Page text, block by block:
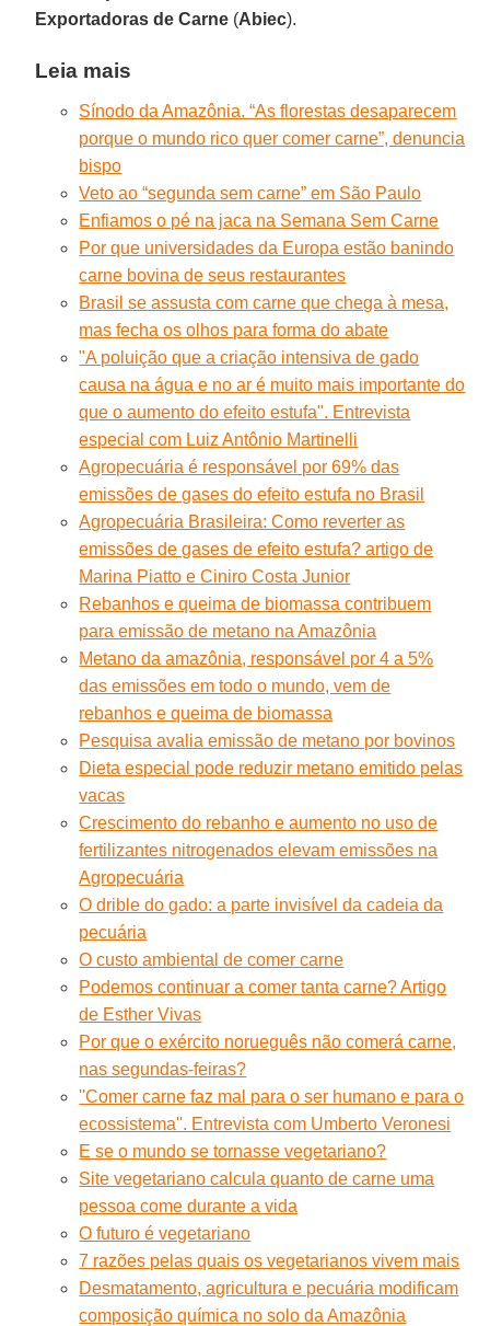
Exportadoras de Carne (Abiec).
Leia mais
Sínodo da Amazônia. “As florestas desaparecem
porque o mundo rico quer comer carne”, denuncia
bispo
Veto ao “segunda sem carne” em São Paulo
Enfiamos o pé na jaca na Semana Sem Carne
Por que universidades da Europa estão banindo
carne bovina de seus restaurantes
Brasil se assusta com carne que chega à mesa,
mas fecha os olhos para forma do abate
"A poluição que a criação intensiva de gado
causa na água e no ar é muito mais importante do
que o aumento do efeito estufa". Entrevista
especial com Luiz Antônio Martinelli
Agropecuária é responsável por 69% das
emissões de gases do efeito estufa no Brasil
Agropecuária Brasileira: Como reverter as
emissões de gases de efeito estufa? artigo de
Marina Piatto e Ciniro Costa Junior
Rebanhos e queima de biomassa contribuem
para emissão de metano na Amazônia
Metano da amazônia, responsável por 4 a 5%
das emissões em todo o mundo, vem de
rebanhos e queima de biomassa
Pesquisa avalia emissão de metano por bovinos
Dieta especial pode reduzir metano emitido pelas
vacas
Crescimento do rebanho e aumento no uso de
fertilizantes nitrogenados elevam emissões na
Agropecuária
O drible do gado: a parte invisível da cadeia da
pecuária
O custo ambiental de comer carne
Podemos continuar a comer tanta carne? Artigo
de Esther Vivas
Por que o exército norueguês não comerá carne,
nas segundas-feiras?
''Comer carne faz mal para o ser humano e para o
ecossistema''. Entrevista com Umberto Veronesi
E se o mundo se tornasse vegetariano?
Site vegetariano calcula quanto de carne uma
pessoa come durante a vida
O futuro é vegetariano
7 razões pelas quais os vegetarianos vivem mais
Desmatamento, agricultura e pecuária modificam
composição química no solo da Amazônia